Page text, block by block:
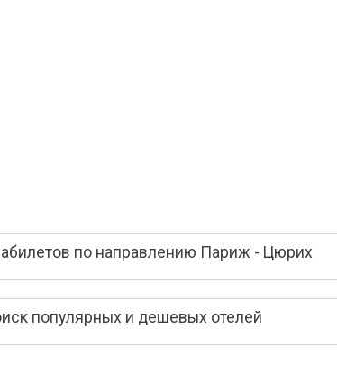
по направлению Париж - Цюрих
популярных и дешевых отелей